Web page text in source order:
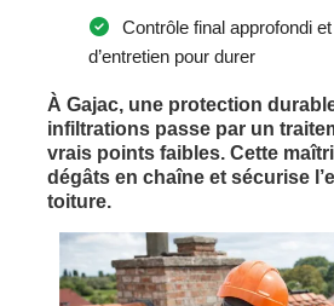
Contrôle final approfondi
d’entretien pour durer
À Gajac, une protection
infiltrations passe par un
vrais points faibles. Cette
dégâts en chaîne et sécurise
toiture.